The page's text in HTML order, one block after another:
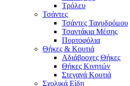
Τρόλευ
Τσάντες
Τσάντες Ταχυδρόμου
Τσαντάκια Μέσης
Πορτοφόλια
Θήκες & Κουτιά
Αδιάβροχες Θήκες
Θήκες Κινητών
Στεγανά Κουτιά
Σχολικά Είδη